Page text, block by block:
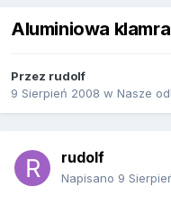
Aluminiowa
Przez rudolf
9 Sierpień 2008 w Nasze
rudolf
Napisano 9